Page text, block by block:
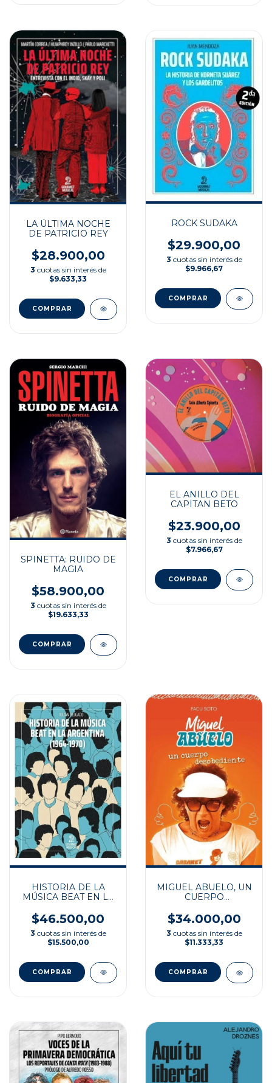
LA ÚLTIMA NOCHE
DE PATRICIO REY
$28.900,00
3 cuotas sin interés de
$9.633,33
ROCK SUDAKA
$29.900,00
3 cuotas sin interés de
$9.966,67
SPINETTA: RUIDO DE
MAGIA
$58.900,00
3 cuotas sin interés de
$19.633,33
EL ANILLO DEL
CAPITAN BETO
$23.900,00
3 cuotas sin interés de
$7.966,67
HISTORIA DE LA
MÚSICA BEAT EN LA
1970)
$46.500,00
3 cuotas sin interés de
$15.500,00
MIGUEL ABUELO, UN
CUERPO
$34.000,00
3 cuotas sin interés de
$11.333,33